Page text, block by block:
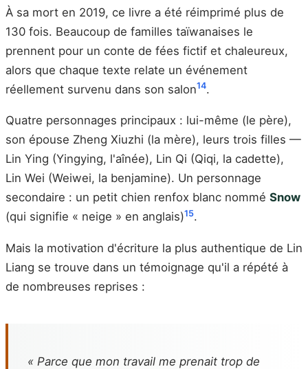
À sa mort en 2019, ce livre a été réimprimé plus de
130 fois. Beaucoup de familles taïwanaises le
prennent pour un conte de fées fictif et chaleureux,
alors que chaque texte relate un événement
réellement survenu dans son salon14.
Quatre personnages principaux : lui-même (le père),
son épouse Zheng Xiuzhi (la mère), leurs trois filles —
Lin Ying (Yingying, l'aînée), Lin Qi (Qiqi, la cadette),
Lin Wei (Weiwei, la benjamine). Un personnage
secondaire : un petit chien renfox blanc nommé Snow
(qui signifie « neige » en anglais)15.
Mais la motivation d'écriture la plus authentique de Lin
Liang se trouve dans un témoignage qu'il a répété à
de nombreuses reprises :
« Parce que mon travail me prenait trop de